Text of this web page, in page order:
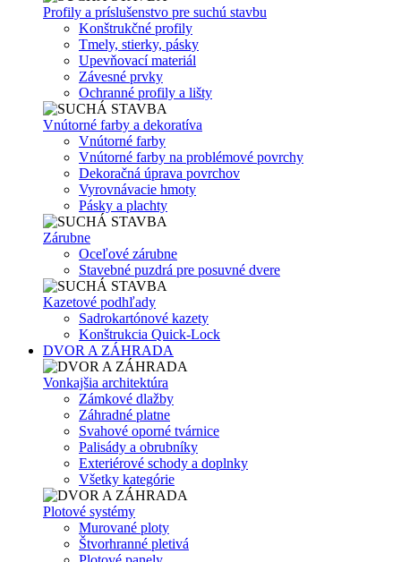
Profily a príslušenstvo pre suchú stavbu
Konštrukčné profily
Tmely, stierky, pásky
Upevňovací materiál
Závesné prvky
Ochranné profily a lišty
Vnútorné farby a dekoratíva
Vnútorné farby
Vnútorné farby na problémové povrchy
Dekoračná úprava povrchov
Vyrovnávacie hmoty
Pásky a plachty
Zárubne
Oceľové zárubne
Stavebné puzdrá pre posuvné dvere
Kazetové podhľady
Sadrokartónové kazety
Konštrukcia Quick-Lock
DVOR A ZÁHRADA
Vonkajšia architektúra
Zámkové dlažby
Záhradné platne
Svahové oporné tvárnice
Palisády a obrubníky
Exteriérové schody a doplnky
Všetky kategórie
Plotové systémy
Murované ploty
Štvorhranné pletivá